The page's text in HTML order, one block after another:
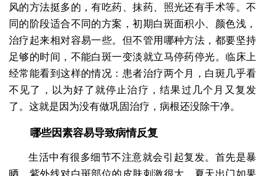
风的方法挺多的，有吃药、抹药、照光还有手术等。不
同的阶段适合不同的方案，初期白斑面积小、颜色浅，
治疗起来相对容易一些。但不管用哪种方法，都要坚持
足够的时间，不能白斑一变淡就立马停药停光。临床上
经常能看到这样的情况：患者治疗两个月，白斑几乎看
不见了，以为好了就停止治疗，结果过几个月又复发
了。这就是因为没有做巩固治疗，病根还没除干净。
哪些因素容易导致病情反复
生活中有很多细节不注意就会引起复发。首先是暴